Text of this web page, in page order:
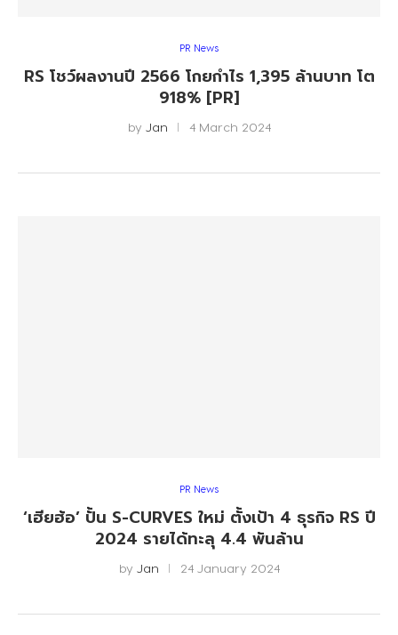
PR News
RS โชว์ผลงานปี 2566 โกยกำไร 1,395 ล้านบาท โต
918% [PR]
by Jan 4 March 2024
PR News
‘เฮียฮ้อ’ ปั้น S-CURVES ใหม่ ตั้งเป้า 4 ธุรกิจ RS ปี
2024 รายได้ทะลุ 4.4 พันล้าน
by Jan 24 January 2024